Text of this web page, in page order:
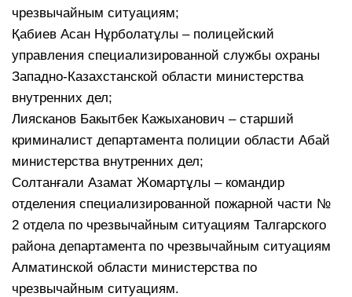
чрезвычайным ситуациям;
Қабиев Асан Нұрболатұлы – полицейский
управления специализированной службы охраны
Западно-Казахстанской области министерства
внутренних дел;
Лиясканов Бакытбек Кажыханович – старший
криминалист департамента полиции области Абай
министерства внутренних дел;
Солтанғали Азамат Жомартұлы – командир
отделения специализированной пожарной части №
2 отдела по чрезвычайным ситуациям Талгарского
района департамента по чрезвычайным ситуациям
Алматинской области министерства по
чрезвычайным ситуациям.